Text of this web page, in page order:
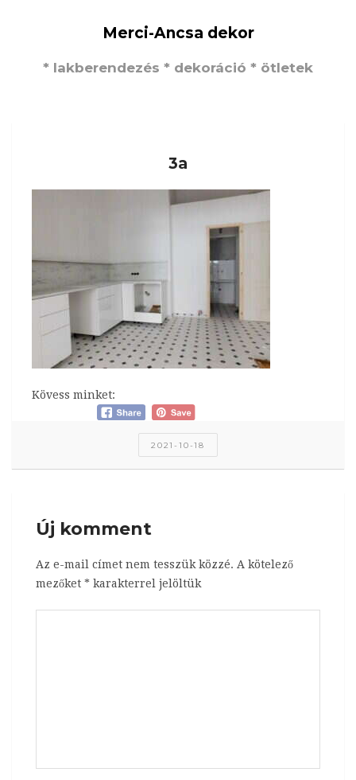
Merci-Ancsa dekor
* lakberendezés * dekoráció * ötletek
3a
Kövess minket:
2021-10-18
Új komment
Az e-mail címet nem tesszük közzé. A kötelező
mezőket * karakterrel jelöltük